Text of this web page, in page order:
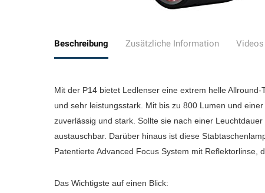
Beschreibung Zusätzliche Information Videos
Mit der P14 bietet Ledlenser eine extrem helle
und sehr leistungsstark. Mit bis zu 800 Lumen und
zuverlässig und stark. Sollte sie nach einer
austauschbar. Darüber hinaus ist diese
Patentierte Advanced Focus System mit
Das Wichtigste auf einen Blick: